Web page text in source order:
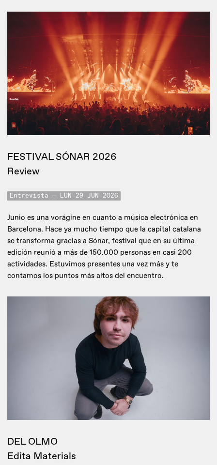
FESTIVAL SÓNAR 2026
Review
Entrevista LUN 29 JUN 2026
Junio es una vorágine en cuanto a música electrónica en
Barcelona. Hace ya mucho tiempo que la capital catalana
se transforma gracias a Sónar, festival que en su última
edición reunió a más de 150.000 personas en casi 200
actividades. Estuvimos presentes una vez más y te
contamos los puntos más altos del encuentro.
DEL OLMO
Edita Materials